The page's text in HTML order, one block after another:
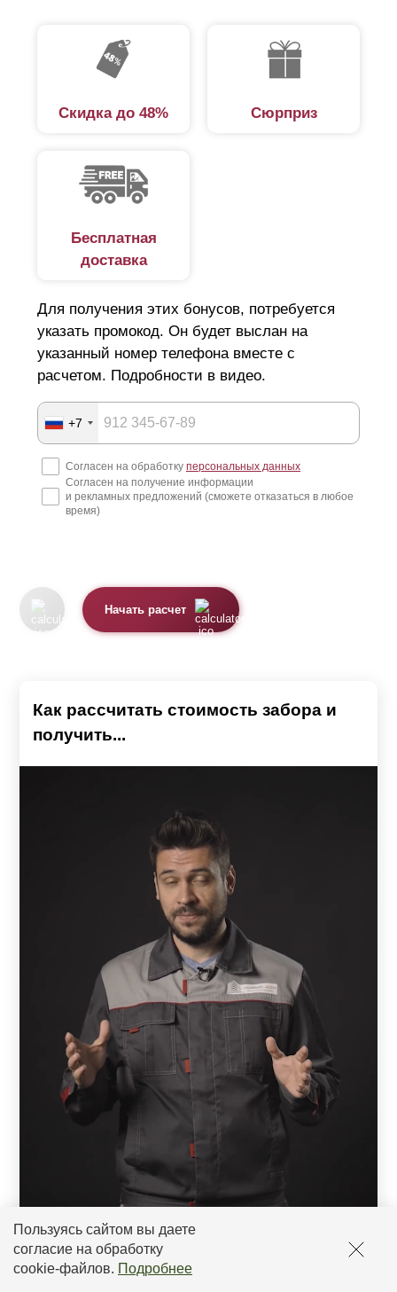
Пользуясь сайтом вы даете
согласие на обработку
cookie-файлов. Подробнее
Скидка до 48% Сюрприз
Бесплатная
доставка
Для получения этих бонусов, потребуется
указать промокод. Он будет выслан на
указанный номер телефона вместе с
расчетом. Подробности в видео.
+7
Согласен на обработку персональных данных
Согласен на получение информации
и рекламных предложений (сможете отказаться в любое
время)
Начать расчет
Как рассчитать стоимость забора и
получить...